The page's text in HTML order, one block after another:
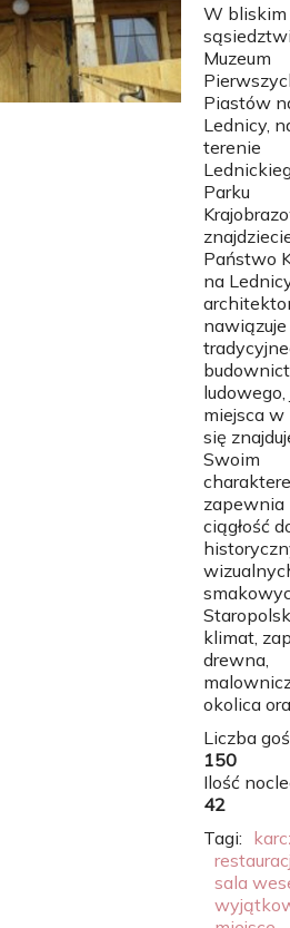
W bliskim
Muzeum
Piastów
Lednicy,
terenie
Parku
Państwo
na
nawiązuje
miejsca
się
Swoim
zapewnia
ciągłość
klimat,
drewna,
okolica
Liczba
150
Ilość
42
Tagi:
sala